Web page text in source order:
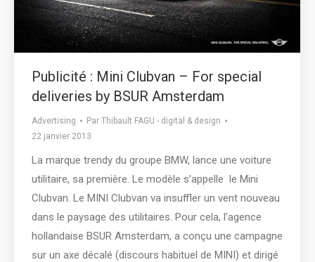
Publicité : Mini Clubvan – For special
deliveries by BSUR Amsterdam
Advertising Par Thibault FAGU - digital & design
22 janvier 2013
La marque trendy du groupe BMW, lance une voiture
utilitaire, sa première. Le modèle s’appelle le Mini
Clubvan. Le MINI Clubvan va insuffler un vent nouveau
dans le paysage des utilitaires. Pour cela, l’agence
hollandaise BSUR Amsterdam, a conçu une campagne
sur un axe décalé (discours habituel de MINI) et dirigé